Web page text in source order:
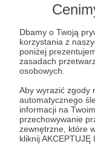
Dbamy o Twoją
korzystania z
poniżej
zasadach
osobowych.
Aby wyrazić zgody
automatycznego
informacji na
przechowywanie
zewnętrzne, które
kliknij AKCEPTUJĘ
wspólnego z
związku dwojga
niepamięci i wtedy
na deser...
bezbronną...
film festiwal